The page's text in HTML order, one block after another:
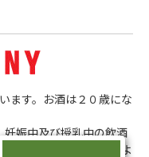
ます。お酒は２０歳にな
娠中及び授乳中の飲酒
恐れがあります。ほどよ